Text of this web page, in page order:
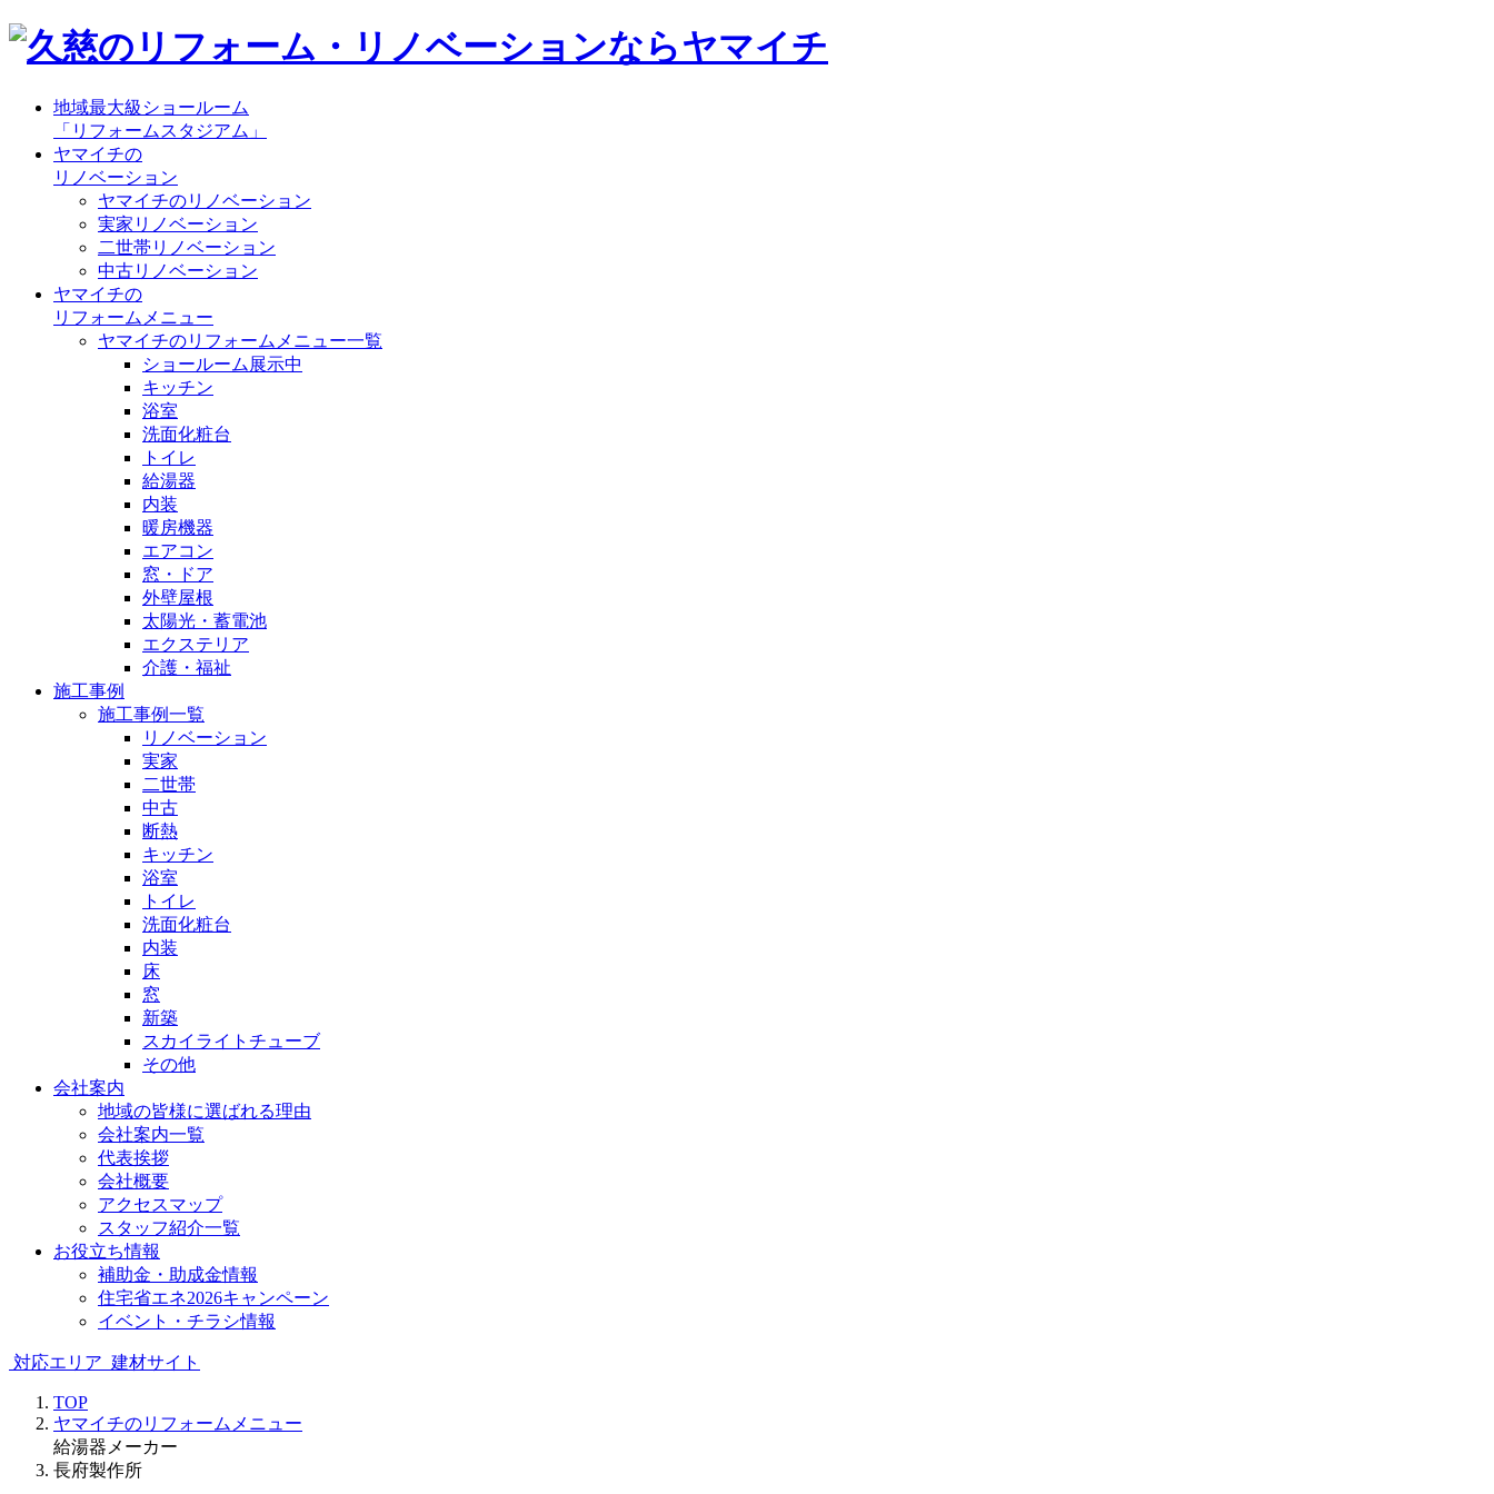
地域最大級ショールーム
「リフォームスタジアム」
ヤマイチの
リノベーション
ヤマイチのリノベーション
実家リノベーション
二世帯リノベーション
中古リノベーション
ヤマイチの
リフォームメニュー
ヤマイチのリフォームメニュー一覧
ショールーム展示中
キッチン
浴室
洗面化粧台
トイレ
給湯器
内装
暖房機器
エアコン
窓・ドア
外壁屋根
太陽光・蓄電池
エクステリア
介護・福祉
施工事例
施工事例一覧
リノベーション
実家
二世帯
中古
断熱
キッチン
浴室
トイレ
洗面化粧台
内装
床
窓
新築
スカイライトチューブ
その他
会社案内
地域の皆様に選ばれる理由
会社案内一覧
代表挨拶
会社概要
アクセスマップ
スタッフ紹介一覧
お役立ち情報
補助金・助成金情報
住宅省エネ2026キャンペーン
イベント・チラシ情報
対応エリア 建材サイト
TOP
ヤマイチのリフォームメニュー
給湯器 メーカー
長府製作所